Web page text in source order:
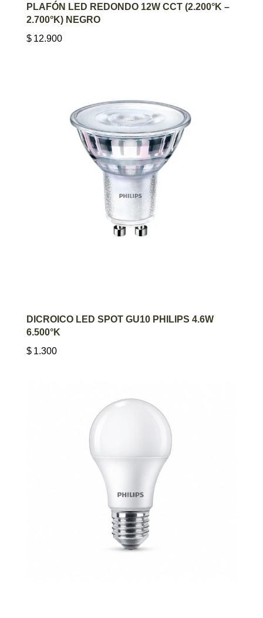
AGREGAR AL CARRITO
PLAFÓN LED REDONDO 12W CCT (2.200°K –
2.700°K) NEGRO
$ 12.900
AGREGAR AL CARRITO
DICROICO LED SPOT GU10 PHILIPS 4.6W
6.500°K
$ 1.300